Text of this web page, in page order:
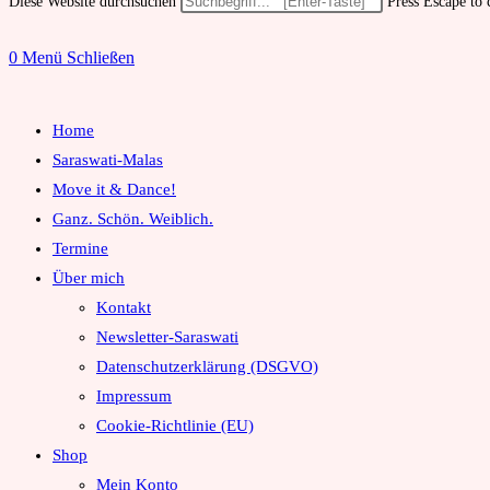
0 Menü Schließen
Home
Saraswati-Malas
Move it & Dance!
Ganz. Schön. Weiblich.
Termine
Über mich
Kontakt
Newsletter-Saraswati
Datenschutzerklärung (DSGVO)
Impressum
Cookie-Richtlinie (EU)
Shop
Mein Konto